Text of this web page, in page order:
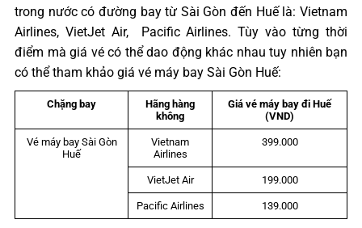
trong nước có đường bay từ Sài Gòn đến Huế là: Vietnam
Airlines, VietJet Air, Pacific Airlines. Tùy vào từng thời
điểm mà giá vé có thể dao động khác nhau tuy nhiên bạn
có thể tham khảo giá vé máy bay Sài Gòn Huế:
Chặng bay
Hãng hàng
không
Giá vé máy bay đi Huế
(VND)
Vé máy bay Sài Gòn
Huế
Vietnam
Airlines
399.000
VietJet Air 199.000
Pacific Airlines 139.000